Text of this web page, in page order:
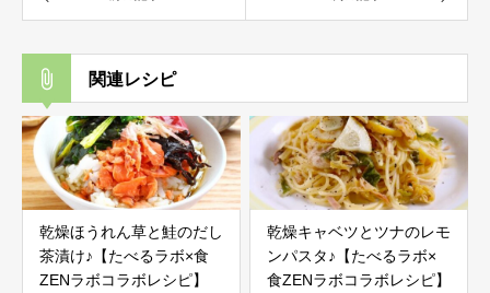
関連レシピ
乾燥ほうれん草と鮭のだし
茶漬け♪【たべるラボ×食
ZENラボコラボレシピ】
乾燥キャベツとツナのレモ
ンパスタ♪【たべるラボ×
食ZENラボコラボレシピ】